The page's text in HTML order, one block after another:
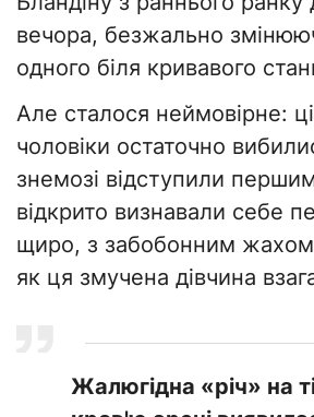
вечора, безжально
одного біля кривавого
​Але сталося неймовірне:
чоловіки остаточно
знемозі відступили
відкрито визнавали себе
щиро, з забобонним жахом
як ця змучена дівчина
Жалюгідна «річ» на